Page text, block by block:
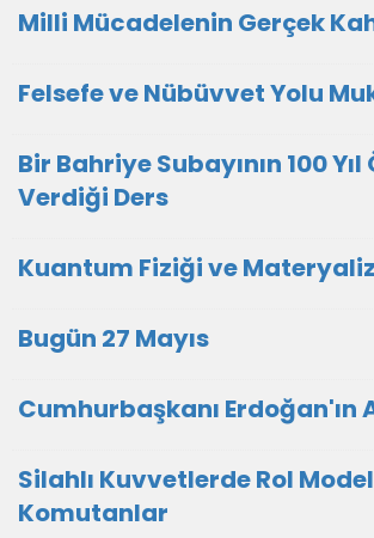
Milli Mücadelenin Gerçek
Felsefe ve Nübüvvet Yolu
Bir Bahriye Subayının 100 Yıl
Verdiği Ders
Kuantum Fiziği ve
Bugün 27 Mayıs
Cumhurbaşkanı Erdoğan'ın
Silahlı Kuvvetlerde Rol
Komutanlar